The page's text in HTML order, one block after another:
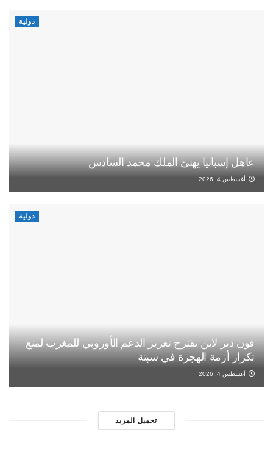
دولية
عاهل إسبانيا يهنئ الملك محمد السادس
أغسطس 4, 2026
دولية
فون دير لاين تقترح تعزيز الدعم الأوروبي للمغرب لمنع
تكرار أزمة الهجرة في سبتة
أغسطس 4, 2026
تحميل المزيد